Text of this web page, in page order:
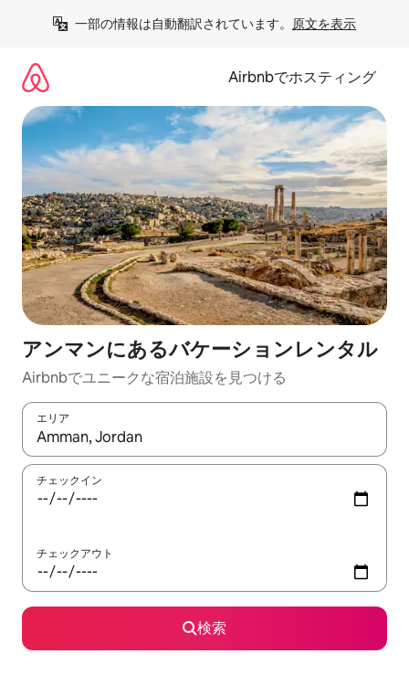
一部の情報は自動翻訳されています。 原文を表示
Airbnbでホスティング
アンマンにあるバケーションレンタル
Airbnbでユニークな宿泊施設を見つける
エリア
検索結果が表示されたら、上下の矢印キーを使って移動するか
チェックイン
チェックアウト
検索